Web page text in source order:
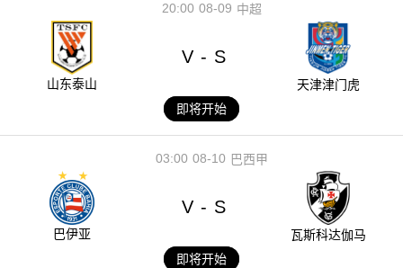
08-09
20:00 中超
山东泰山
V - S
天津津门虎
即将开始
08-10
03:00 巴西甲
巴伊亚
V - S
瓦斯科达伽马
即将开始